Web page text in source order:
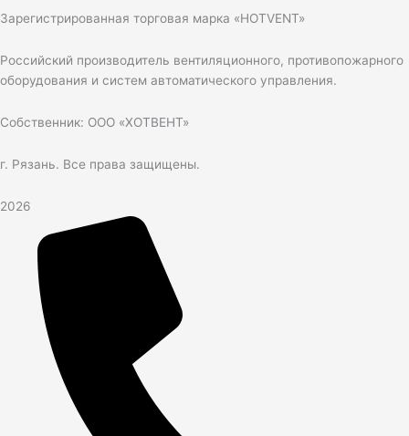
Зарегистрированная торговая марка «HOTVENT»
Российский производитель вентиляционного, противопожарного
оборудования и систем автоматического управления.
Собственник: ООО «ХОТВЕНТ»
г. Рязань. Все права защищены.
2026